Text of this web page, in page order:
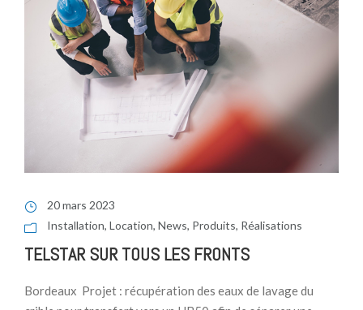
20 mars 2023
Installation, Location, News, Produits, Réalisations
TELSTAR SUR TOUS LES FRONTS
Bordeaux Projet : récupération des eaux de lavage du